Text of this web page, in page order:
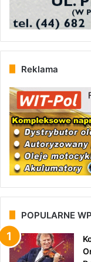
Reklama
POPULARNE